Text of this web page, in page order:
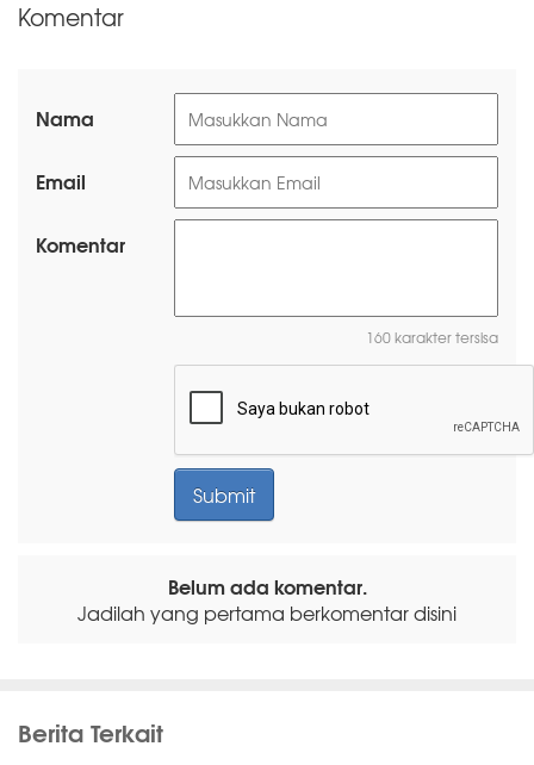
Komentar
Nama
Email
Komentar
160 karakter tersisa
Belum ada komentar.
Jadilah yang pertama berkomentar disini
Berita Terkait